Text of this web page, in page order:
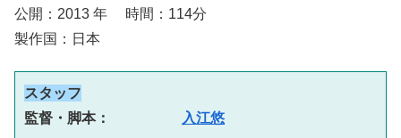
公開：2013 年 時間：114分
製作国：日本
スタッフ
監督・脚本：
入江悠